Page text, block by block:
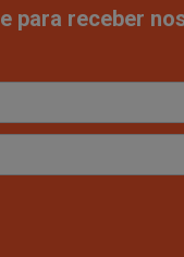
para receber